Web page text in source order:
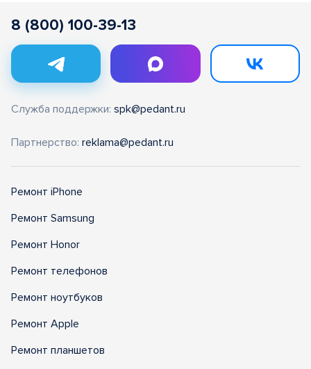
8 (800) 100-39-13
Служба поддержки: spk@pedant.ru
Партнерство: reklama@pedant.ru
Ремонт iPhone
Ремонт Samsung
Ремонт Honor
Ремонт телефонов
Ремонт ноутбуков
Ремонт Apple
Ремонт планшетов